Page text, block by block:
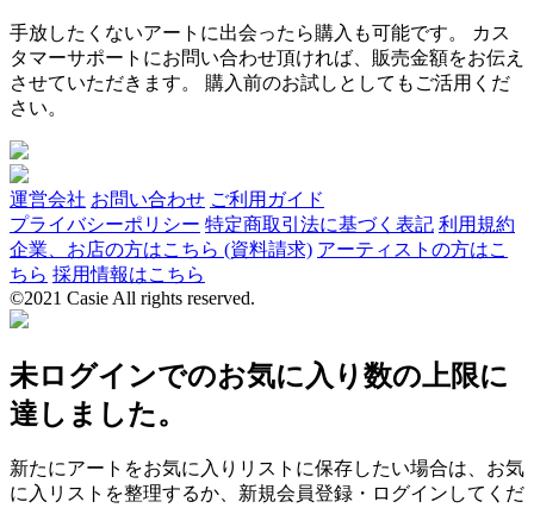
手放したくないアートに出会ったら購入も可能です。 カス
タマーサポートにお問い合わせ頂ければ、販売金額をお伝え
させていただきます。 購入前のお試しとしてもご活用くだ
さい。
運営会社 お問い合わせ ご利用ガイド
プライバシーポリシー 特定商取引法に基づく表記 利用規約
企業、お店の方はこちら (資料請求) アーティストの方はこ
ちら 採用情報はこちら
©2021 Casie All rights reserved.
未ログインでのお気に入り数の上限に
達しました。
新たにアートをお気に入りリストに保存したい場合は、お気
に入リストを整理するか、新規会員登録・ログインしてくだ